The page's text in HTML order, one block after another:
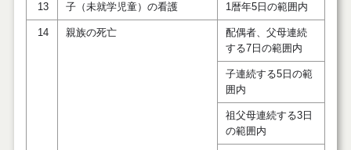
13 子（未就学児童）の看護 1暦年5日の範囲内
14 親族の死亡
配偶者、父母連続
する7日の範囲内
子連続する5日の範
囲内
祖父母連続する3日
の範囲内